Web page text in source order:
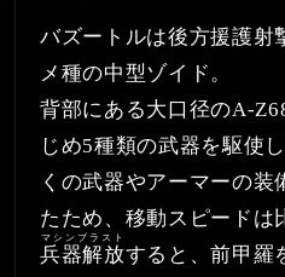
バズートルは後方援護射
メ種の中型ゾイド。
背部にある大口径のA-
じめ5種類の武器を駆使
くの武器やアーマーの装
たため、移動スピードは
兵器解放
マシンブラスト
すると、前甲羅